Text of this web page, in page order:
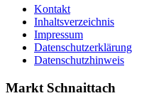
Kontakt
Inhaltsverzeichnis
Impressum
Datenschutzerklärung
Datenschutzhinweis
Markt Schnaittach